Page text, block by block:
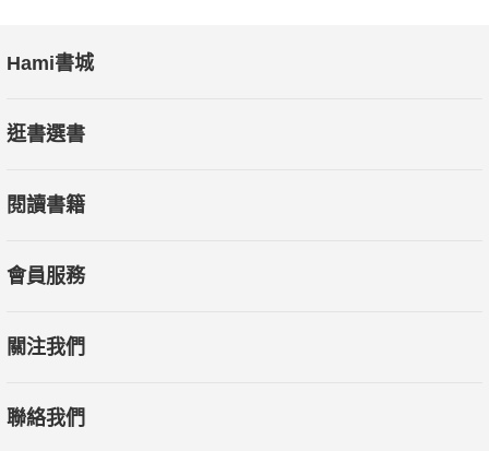
Hami書城
逛書選書
閱讀書籍
會員服務
關注我們
聯絡我們